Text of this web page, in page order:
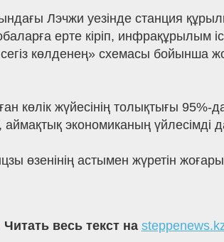
Лэчжи уезінде станция
ерте кіріп, инфрақұрылым
сегіз көлденең» схемасы бойынша
көлік жүйесінің толықтығы
аймақтық экономиканың
өзенінің астымен жүретін
Читать весь текст на